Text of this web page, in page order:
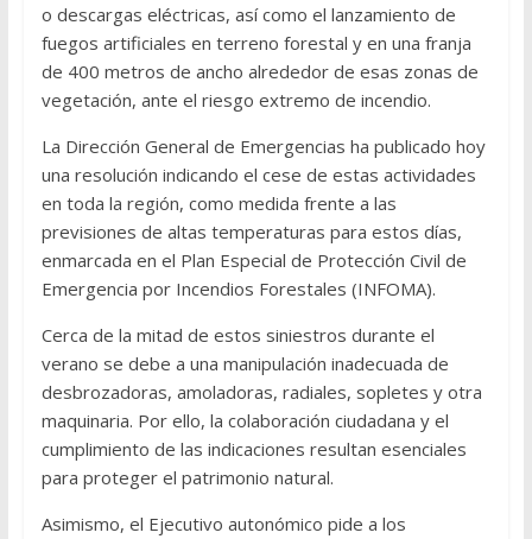
o descargas eléctricas, así como el lanzamiento de
fuegos artificiales en terreno forestal y en una franja
de 400 metros de ancho alrededor de esas zonas de
vegetación, ante el riesgo extremo de incendio.
La Dirección General de Emergencias ha publicado hoy
una resolución indicando el cese de estas actividades
en toda la región, como medida frente a las
previsiones de altas temperaturas para estos días,
enmarcada en el Plan Especial de Protección Civil de
Emergencia por Incendios Forestales (INFOMA).
Cerca de la mitad de estos siniestros durante el
verano se debe a una manipulación inadecuada de
desbrozadoras, amoladoras, radiales, sopletes y otra
maquinaria. Por ello, la colaboración ciudadana y el
cumplimiento de las indicaciones resultan esenciales
para proteger el patrimonio natural.
Asimismo, el Ejecutivo autonómico pide a los